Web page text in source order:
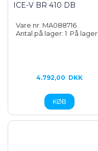
ICE-V BR 410 DB
Vare nr. MA088716
Antal på lager: 1 På lager
4.792,00 DKK